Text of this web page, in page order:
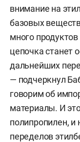
внимание на
базовых
много
цепочка станет
дальнейших
— подчеркнул
говорим об
материалы. И
полипропилен, и
переделов